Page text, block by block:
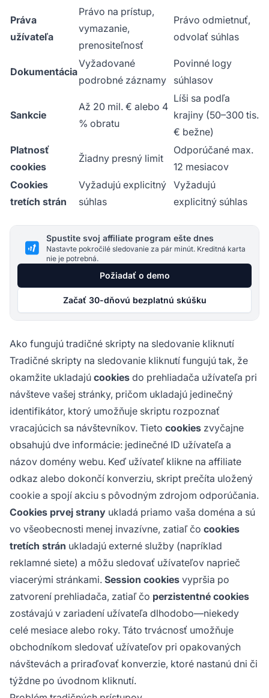
Práva
užívateľa
Právo na prístup,
vymazanie,
prenositeľnosť
Právo odmietnuť,
odvolať súhlas
Dokumentácia
Vyžadované
podrobné záznamy
Povinné logy
súhlasov
Sankcie
Až 20 mil. € alebo 4
% obratu
Líši sa podľa
krajiny (50–300 tis.
€ bežne)
Platnosť
cookies
Žiadny presný limit
Odporúčané max.
12 mesiacov
Cookies
tretích strán
Vyžadujú explicitný
súhlas
Vyžadujú
explicitný súhlas
Spustite svoj affiliate program ešte dnes
Nastavte pokročilé sledovanie za pár minút. Kreditná karta
nie je potrebná.
Požiadať o demo
Začať 30-dňovú bezplatnú skúšku
Ako fungujú tradičné skripty na sledovanie kliknutí
Tradičné skripty na sledovanie kliknutí fungujú tak, že
okamžite ukladajú cookies do prehliadača užívateľa pri
návšteve vašej stránky, pričom ukladajú jedinečný
identifikátor, ktorý umožňuje skriptu rozpoznať
vracajúcich sa návštevníkov. Tieto cookies zvyčajne
obsahujú dve informácie: jedinečné ID užívateľa a
názov domény webu. Keď užívateľ klikne na affiliate
odkaz alebo dokončí konverziu, skript prečíta uložený
cookie a spojí akciu s pôvodným zdrojom odporúčania.
Cookies prvej strany ukladá priamo vaša doména a sú
vo všeobecnosti menej invazívne, zatiaľ čo cookies
tretích strán ukladajú externé služby (napríklad
reklamné siete) a môžu sledovať užívateľov naprieč
viacerými stránkami. Session cookies vypršia po
zatvorení prehliadača, zatiaľ čo perzistentné cookies
zostávajú v zariadení užívateľa dlhodobo—niekedy
celé mesiace alebo roky. Táto trvácnosť umožňuje
obchodníkom sledovať užívateľov pri opakovaných
návštevách a priraďovať konverzie, ktoré nastanú dni či
týždne po úvodnom kliknutí.